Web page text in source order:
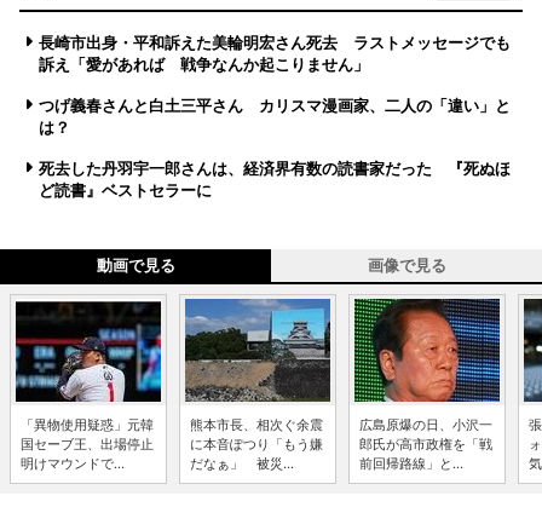
長崎市出身・平和訴えた美輪明宏さん死去 ラストメッセージでも
訴え「愛があれば 戦争なんか起こりません」
つげ義春さんと白土三平さん カリスマ漫画家、二人の「違い」と
は？
死去した丹羽宇一郎さんは、経済界有数の読書家だった 『死ぬほ
ど読書』ベストセラーに
動画で見る 画像で見る
「異物使用疑惑」元韓
国セーブ王、出場停止
明けマウンドで...
熊本市長、相次ぐ余震
に本音ぽつり「もう嫌
だなぁ」 被災...
広島原爆の日、小沢一
郎氏が高市政権を「戦
前回帰路線」と...